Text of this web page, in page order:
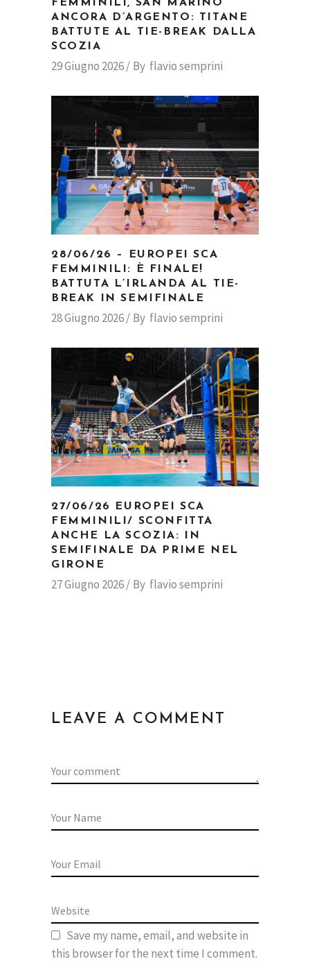
FEMMINILI, SAN MARINO
ANCORA D’ARGENTO: TITANE
BATTUTE AL TIE-BREAK DALLA
SCOZIA
29 Giugno 2026 By flavio semprini
28/06/26 – EUROPEI SCA
FEMMINILI: È FINALE!
BATTUTA L’IRLANDA AL TIE-
BREAK IN SEMIFINALE
28 Giugno 2026 By flavio semprini
27/06/26 EUROPEI SCA
FEMMINILI/ SCONFITTA
ANCHE LA SCOZIA: IN
SEMIFINALE DA PRIME NEL
GIRONE
27 Giugno 2026 By flavio semprini
LEAVE A COMMENT
Save my name, email, and website in
this browser for the next time I comment.